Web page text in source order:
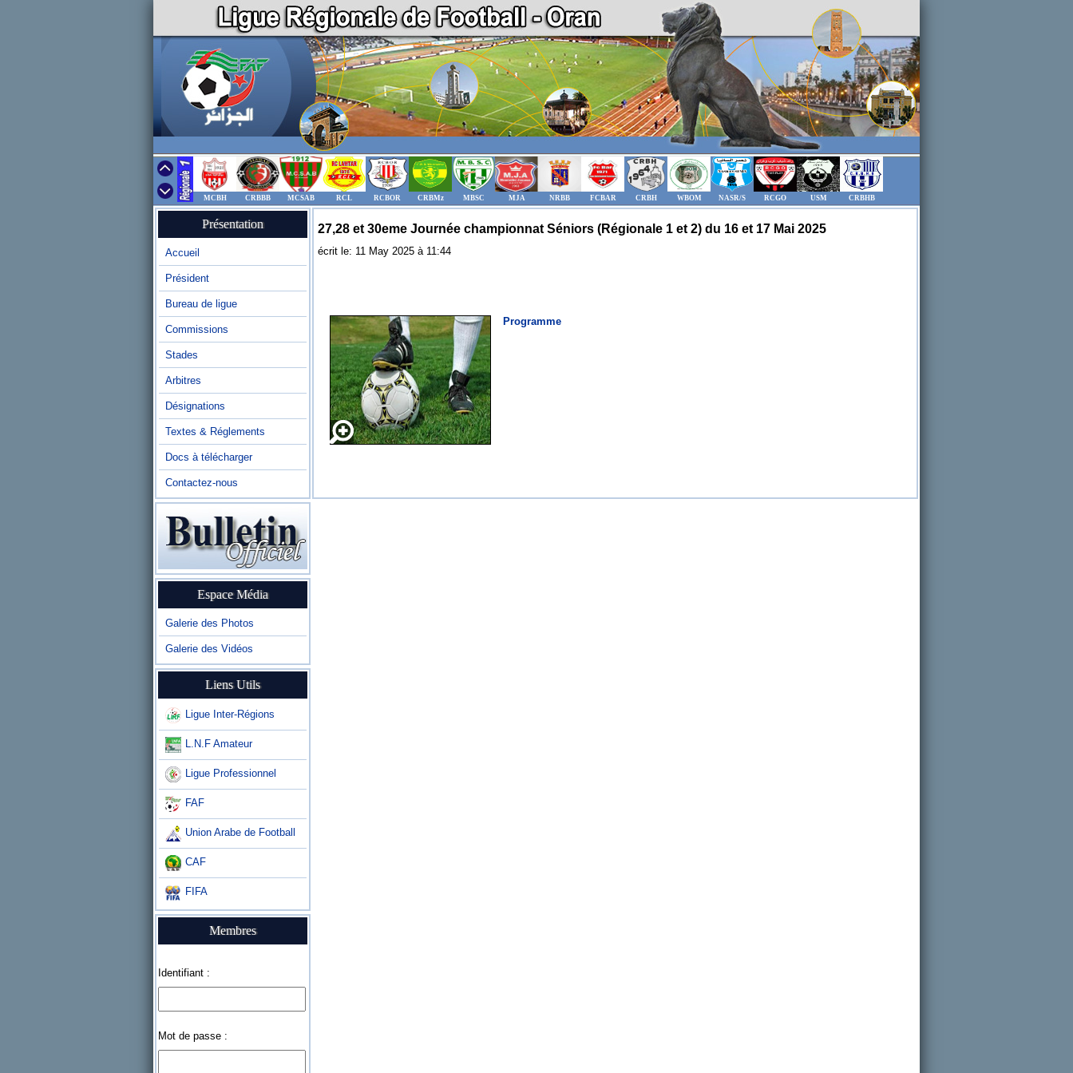
MCBH CRBBB MCSAB RCL RCBOR CRBMz MBSC MJA NRBB FCBAR CRBH WBOM NASR/S RCGO USM CRBHB
Présentation
Accueil
Président
Bureau de ligue
Commissions
Stades
Arbitres
Désignations
Textes & Réglements
Docs à télécharger
Contactez-nous
Espace Média
Galerie des Photos
Galerie des Vidéos
Liens Utils
Ligue Inter-Régions
L.N.F Amateur
Ligue Professionnel
FAF
Union Arabe de Football
CAF
FIFA
Membres
Identifiant :
Mot de passe :
27,28 et 30eme Journée championnat Séniors (Régionale 1 et 2) du 16 et 17 Mai 2025
écrit le: 11 May 2025 à 11:44
Programme